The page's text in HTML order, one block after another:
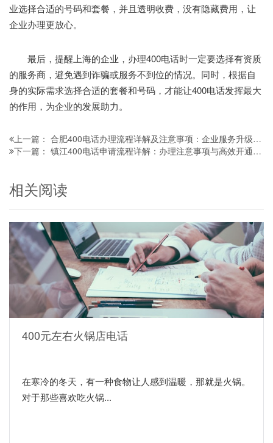
业选择合适的号码和套餐，并且透明收费，没有隐藏费用，让
企业办理更放心。
最后，提醒上海的企业，办理400电话时一定要选择有资质
的服务商，避免遇到诈骗或服务不到位的情况。同时，根据自
身的实际需求选择合适的套餐和号码，才能让400电话发挥最大
的作用，为企业的发展助力。
上一篇： 合肥400电话办理流程详解及注意事项：企业服务升级的实用指南
下一篇： 镇江400电话申请流程详解：办理注意事项与高效开通指南
相关阅读
400元左右火锅店电话
在寒冷的冬天，有一种食物让人感到温暖，那就是火锅。
对于那些喜欢吃火锅...